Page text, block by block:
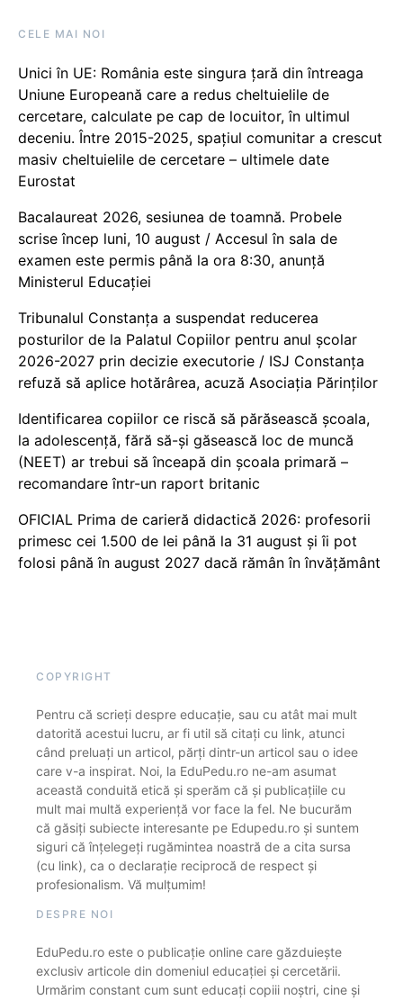
CELE MAI NOI
Unici în UE: România este singura țară din întreaga
Uniune Europeană care a redus cheltuielile de
cercetare, calculate pe cap de locuitor, în ultimul
deceniu. Între 2015-2025, spațiul comunitar a crescut
masiv cheltuielile de cercetare – ultimele date
Eurostat
Bacalaureat 2026, sesiunea de toamnă. Probele
scrise încep luni, 10 august / Accesul în sala de
examen este permis până la ora 8:30, anunță
Ministerul Educației
Tribunalul Constanța a suspendat reducerea
posturilor de la Palatul Copiilor pentru anul școlar
2026-2027 prin decizie executorie / ISJ Constanța
refuză să aplice hotărârea, acuză Asociația Părinților
Identificarea copiilor ce riscă să părăsească școala,
la adolescență, fără să-și găsească loc de muncă
(NEET) ar trebui să înceapă din școala primară –
recomandare într-un raport britanic
OFICIAL Prima de carieră didactică 2026: profesorii
primesc cei 1.500 de lei până la 31 august și îi pot
folosi până în august 2027 dacă rămân în învățământ
COPYRIGHT
Pentru că scrieți despre educație, sau cu atât mai mult
datorită acestui lucru, ar fi util să citați cu link, atunci
când preluați un articol, părți dintr-un articol sau o idee
care v-a inspirat. Noi, la EduPedu.ro ne-am asumat
această conduită etică și sperăm că și publicațiile cu
mult mai multă experiență vor face la fel. Ne bucurăm
că găsiți subiecte interesante pe Edupedu.ro și suntem
siguri că înțelegeți rugămintea noastră de a cita sursa
(cu link), ca o declarație reciprocă de respect și
profesionalism. Vă mulțumim!
DESPRE NOI
EduPedu.ro este o publicație online care găzduiește
exclusiv articole din domeniul educației și cercetării.
Urmărim constant cum sunt educați copiii noștri, cine și